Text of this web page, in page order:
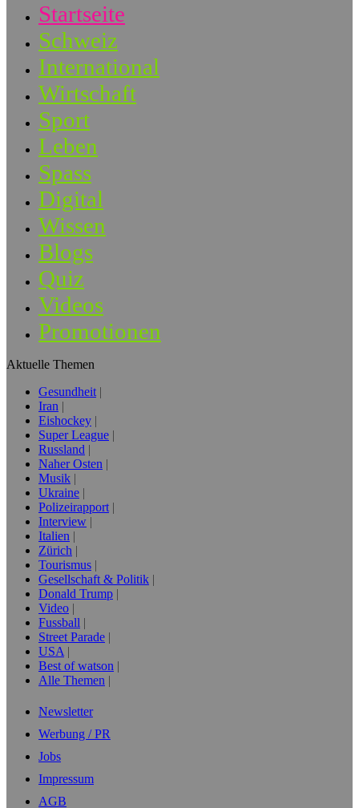
Startseite
Schweiz
International
Wirtschaft
Sport
Leben
Spass
Digital
Wissen
Blogs
Quiz
Videos
Promotionen
Aktuelle Themen
Gesundheit
Iran
Eishockey
Super League
Russland
Naher Osten
Musik
Ukraine
Polizeirapport
Interview
Italien
Zürich
Tourismus
Gesellschaft & Politik
Donald Trump
Video
Fussball
Street Parade
USA
Best of watson
Alle Themen
Newsletter
Werbung / PR
Jobs
Impressum
AGB